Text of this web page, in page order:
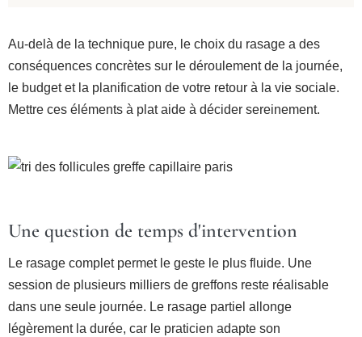
Au-delà de la technique pure, le choix du rasage a des
conséquences concrètes sur le déroulement de la journée,
le budget et la planification de votre retour à la vie sociale.
Mettre ces éléments à plat aide à décider sereinement.
Une question de temps d'intervention
Le rasage complet permet le geste le plus fluide. Une
session de plusieurs milliers de greffons reste réalisable
dans une seule journée. Le rasage partiel allonge
légèrement la durée, car le praticien adapte son